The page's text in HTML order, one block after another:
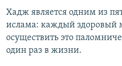
Хадж является одним из
ислама: каждый здоровый
осуществить это
один раз в жизни.